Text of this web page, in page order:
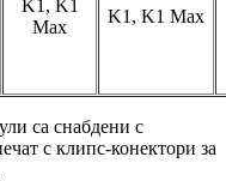
K1, K1
Max
K1, K1 Max
са снабдени с
с клипс-конектори за